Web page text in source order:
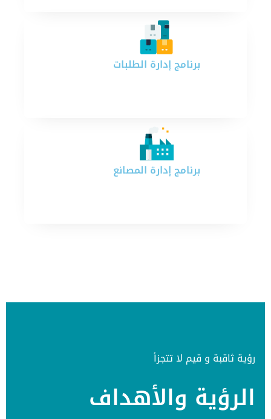
برنامج إدارة الطلبات
برنامج إدارة المصانع
رؤية ثاقبة و قيم لا تتجزأ
الرؤية والأهداف